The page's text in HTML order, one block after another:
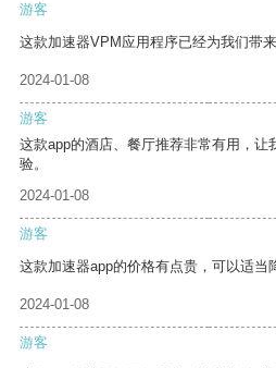
游客
这款加速器VPM应用程序已经为我们带
2024-01-08
游客
这款app的酒店、餐厅推荐非常有用，让
验。
2024-01-08
游客
这款加速器app的价格有点贵，可以适当
2024-01-08
游客